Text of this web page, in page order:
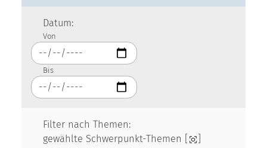
Datum:
Von
Bis
Filter nach Themen:
gewählte Schwerpunkt-Themen [